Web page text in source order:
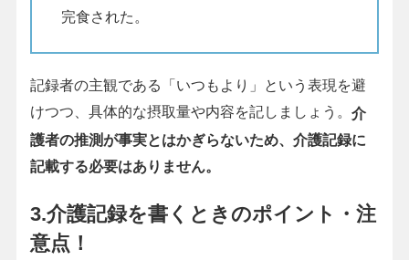
完食された。
記録者の主観である「いつもより」という表現を避
けつつ、具体的な摂取量や内容を記しましょう。 介
護者の推測が事実とはかぎらないため、介護記録に
記載する必要はありません。
3.介護記録を書くときのポイント・注
意点！